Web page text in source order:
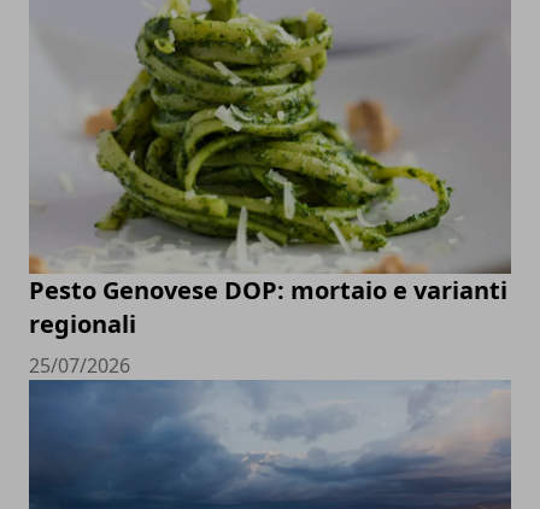
Pesto Genovese DOP: mortaio e varianti
regionali
25/07/2026